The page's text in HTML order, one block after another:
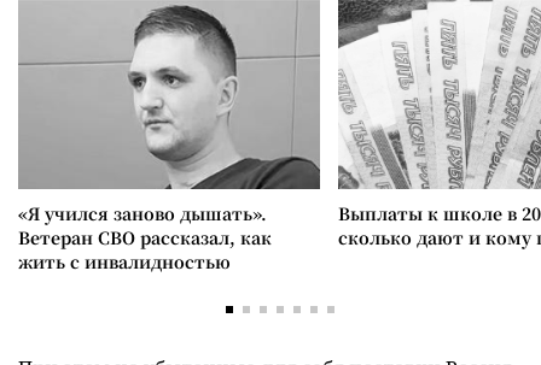
«Я учился заново дышать».
Ветеран СВО рассказал, как
жить с инвалидностью
Выплаты к школе в
сколько дают и